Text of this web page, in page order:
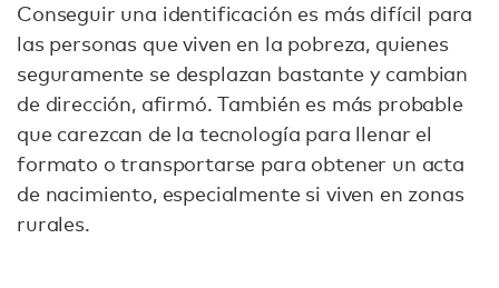
Conseguir una identificación es más difícil para
las personas que viven en la pobreza, quienes
seguramente se desplazan bastante y cambian
de dirección, afirmó. También es más probable
que carezcan de la tecnología para llenar el
formato o transportarse para obtener un acta
de nacimiento, especialmente si viven en zonas
rurales.